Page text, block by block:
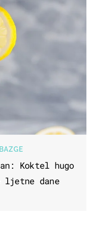
Koktel hugo
ljetne dane